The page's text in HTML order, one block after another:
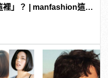
裡」？ | manfashion這樣